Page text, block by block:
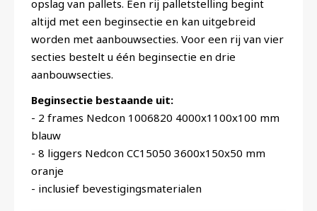
opslag van pallets. Een rij palletstelling begint
altijd met een beginsectie en kan uitgebreid
worden met aanbouwsecties. Voor een rij van vier
secties bestelt u één beginsectie en drie
aanbouwsecties.
Beginsectie bestaande uit:
- 2 frames Nedcon 1006820 4000x1100x100 mm
blauw
- 8 liggers Nedcon CC15050 3600x150x50 mm
oranje
- inclusief bevestigingsmaterialen